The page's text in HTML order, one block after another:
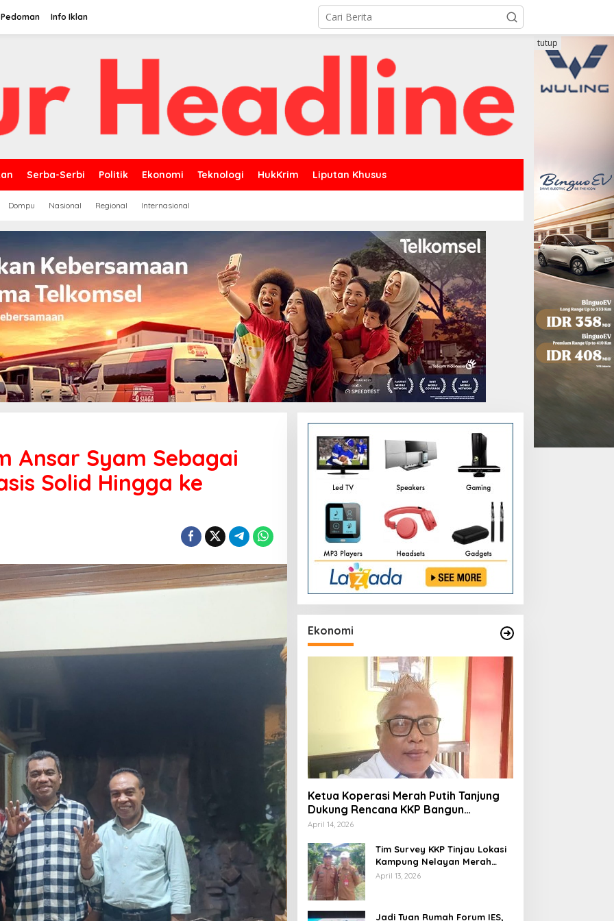
Pedoman Info Iklan
Serba-Serbi Politik Ekonomi Teknologi HukKrim Liputan Khusus
Dompu Nasional Regional Internasional
tutup
Ansar Syam Sebagai
Solid Hingga ke
Ekonomi
Ketua Koperasi Merah Putih Tanjung
Dukung Rencana KKP Bangun
Kampung Nelayan di Eks TPI
April 14, 2026
Tim Survey KKP Tinjau Lokasi
Kampung Nelayan Merah
Putih di Kelurahan Kolo
April 13, 2026
Jadi Tuan Rumah Forum IES,